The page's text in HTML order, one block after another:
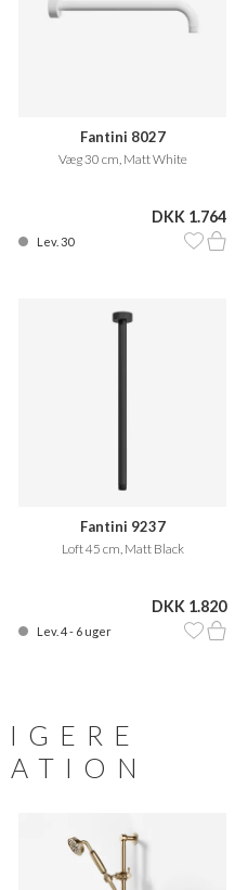
Fantini 8027
Væg 30 cm, Matt White
DKK 1.764
Lev. 30
Fantini 9237
Loft 45 cm, Matt Black
DKK 1.820
Lev. 4 - 6 uger